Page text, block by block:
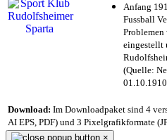
Anfang
Fussball
Problemen
eingestellt
(Quelle:
Download: Im Downloadpaket sind 4
AI EPS, PDF) und 3 Pixelgrafikformate
×